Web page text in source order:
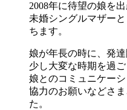
2008年に待望の娘を出
未婚シングルマザー
ちます。
娘が年長の時に、発
少し大変な時期を過ご
娘とのコミュニケー
協力のお願いなどさ
た。